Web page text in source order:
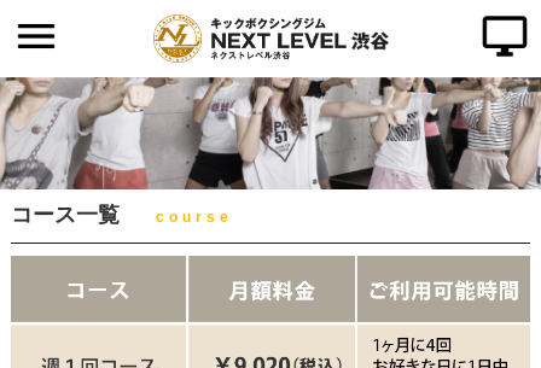
コース一覧 course
代表挨拶
ご入会について
よくある質問
クラス紹介
料金のご案内